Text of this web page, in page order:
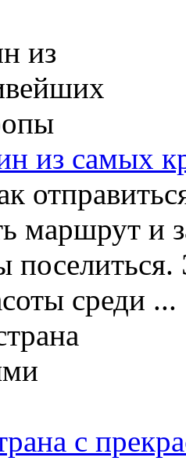
из самых
маршрут и
среди ...
с